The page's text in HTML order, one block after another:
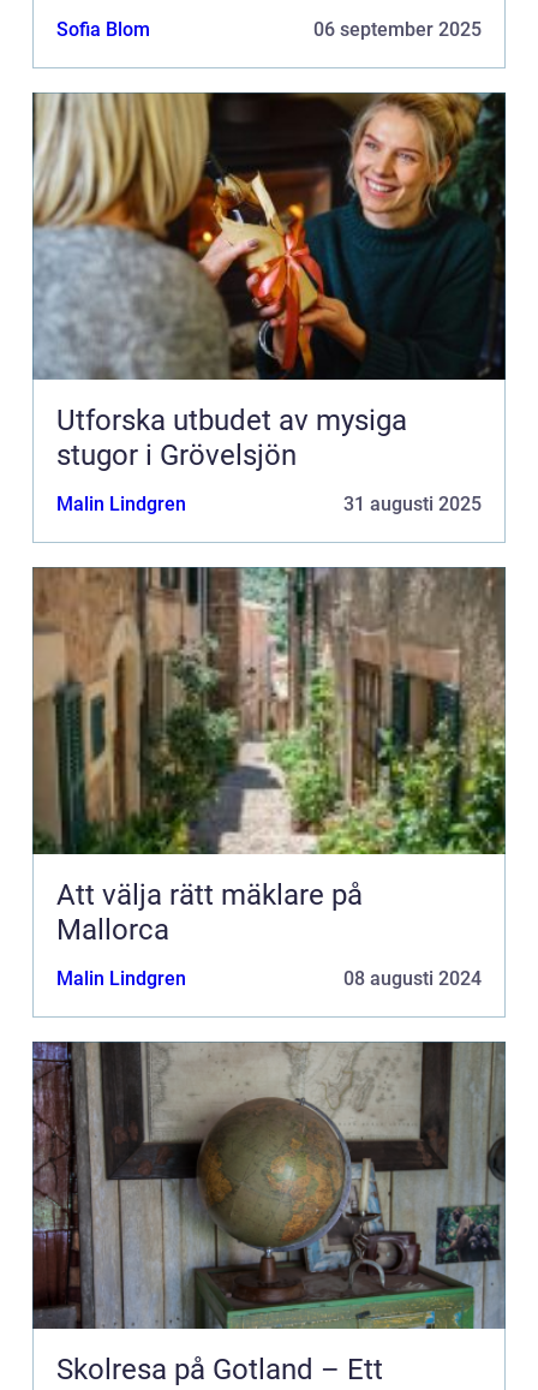
Sofia Blom 06 september 2025
Utforska utbudet av mysiga
stugor i Grövelsjön
Malin Lindgren 31 augusti 2025
Att välja rätt mäklare på
Mallorca
Malin Lindgren 08 augusti 2024
Skolresa på Gotland – Ett